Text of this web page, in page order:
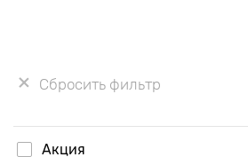
Сбросить фильтр
Акция